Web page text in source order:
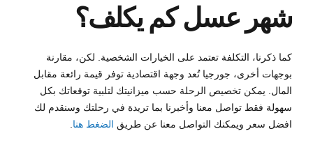
شهر عسل كم يكلف؟
كما ذكرنا، التكلفة تعتمد على الخيارات الشخصية. لكن، مقارنة
بوجهات أخرى، جورجيا تُعد وجهة اقتصادية توفر قيمة رائعة مقابل
المال. يمكن تخصيص الرحلة حسب ميزانيتك لتلبية توقعاتك بكل
سهولة فقط تواصل معنا وأخبرنا بما تريدة في رحلتك وسنقدم لك
افضل سعر ويمكنك التواصل معنا عن طريق الضغط هنا.